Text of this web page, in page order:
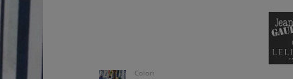
Colori